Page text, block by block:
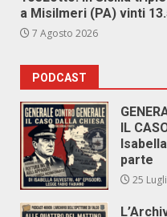
a Misilmeri (PA) vinti
7 Agosto 2026
PODCAST
IL
parte
25